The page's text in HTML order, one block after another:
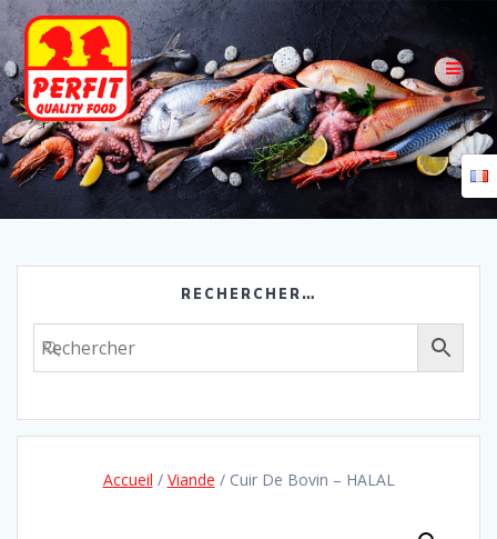
Skip
to
content
RECHERCHER…
Accueil / Viande / Cuir De Bovin – HALAL